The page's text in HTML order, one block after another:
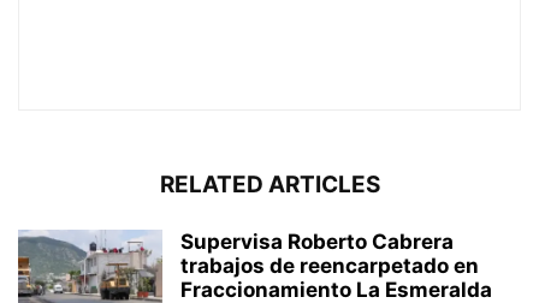
RELATED ARTICLES
Supervisa Roberto Cabrera
trabajos de reencarpetado en
Fraccionamiento La Esmeralda